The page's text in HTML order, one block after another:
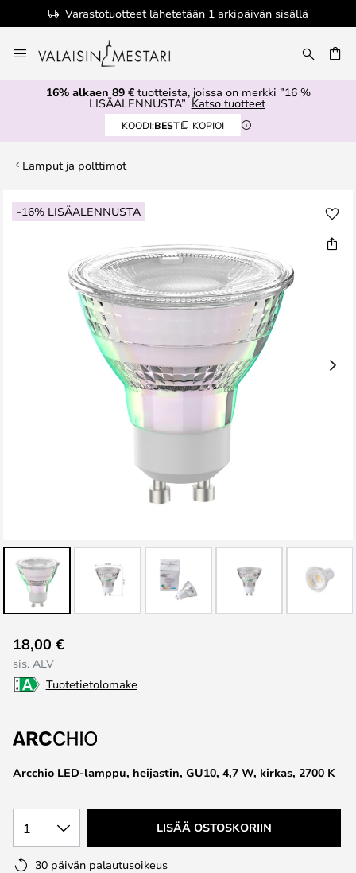
Varastotuotteet lähetetään 1 arkipäivän sisällä
to
Content
16% alkaen 89 €tuotteista, joissa on merkki ”16 %
LISÄALENNUSTA” Katso tuotteet
KOODI:BEST KOPIOI
Lamput ja polttimot
-16% LISÄALENNUSTA
Skip
to
to
the
beginning
the
images
gallery
Arcchio LED-lamppu, heijastin, GU10, 4,7 W, kirkas, 2700 K
18,00 €
sis. ALV
Tuotetietolomake
1 LISÄÄ OSTOSKORIIN
30 päivän palautusoikeus